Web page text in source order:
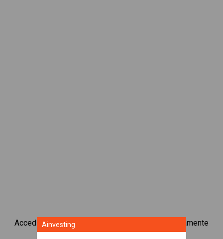
Accedi subito alle criptovalute più popolari direttamente
dalla nostra piattaforma di trading in CFD.
Ainvesting